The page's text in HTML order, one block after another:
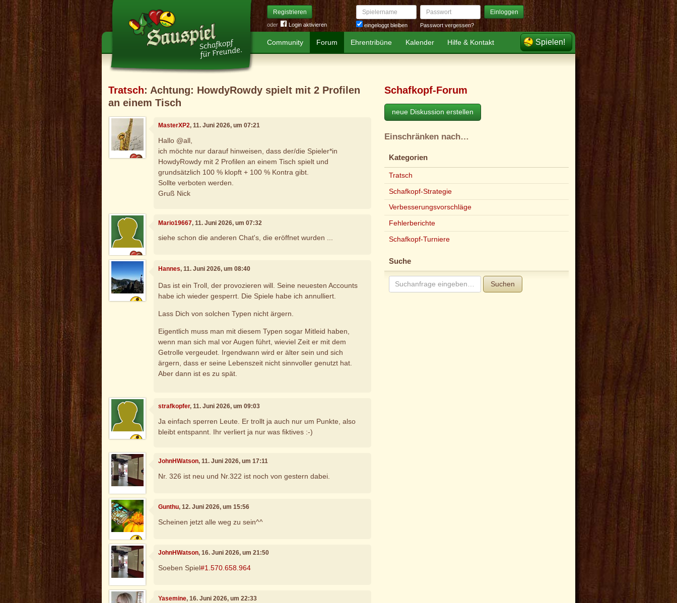
Registrieren
oder Login aktivieren
Spielername
eingeloggt bleiben
Passwort Einloggen
Passwort vergessen?
Community Forum Ehrentribüne Kalender Hilfe & Kontakt Spielen!
Tratsch: Achtung: HowdyRowdy spielt mit 2 Profilen
an einem Tisch
MasterXP2, 11. Juni 2026, um 07:21
Hallo @all,
ich möchte nur darauf hinweisen, dass der/die Spieler*in
HowdyRowdy mit 2 Profilen an einem Tisch spielt und
grundsätzlich 100 % klopft + 100 % Kontra gibt.
Sollte verboten werden.
Gruß Nick
Mario19667, 11. Juni 2026, um 07:32
siehe schon die anderen Chat's, die eröffnet wurden ...
Hannes, 11. Juni 2026, um 08:40
Das ist ein Troll, der provozieren will. Seine neuesten Accounts
habe ich wieder gesperrt. Die Spiele habe ich annulliert.
Lass Dich von solchen Typen nicht ärgern.
Eigentlich muss man mit diesem Typen sogar Mitleid haben,
wenn man sich mal vor Augen führt, wieviel Zeit er mit dem
Getrolle vergeudet. Irgendwann wird er älter sein und sich
ärgern, dass er seine Lebenszeit nicht sinnvoller genutzt hat.
Aber dann ist es zu spät.
strafkopfer, 11. Juni 2026, um 09:03
Ja einfach sperren Leute. Er trollt ja auch nur um Punkte, also
bleibt entspannt. Ihr verliert ja nur was fiktives :-)
JohnHWatson, 11. Juni 2026, um 17:11
Nr. 326 ist neu und Nr.322 ist noch von gestern dabei.
Gunthu, 12. Juni 2026, um 15:56
Scheinen jetzt alle weg zu sein^^
JohnHWatson, 16. Juni 2026, um 21:50
Soeben Spiel#1.570.658.964
Yasemine, 16. Juni 2026, um 22:33
Schafkopf-Forum
neue Diskussion erstellen
Einschränken nach…
Kategorien
Tratsch
Schafkopf-Strategie
Verbesserungsvorschläge
Fehlerberichte
Schafkopf-Turniere
Suche
Suchen